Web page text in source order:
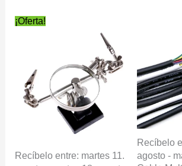
¡Oferta!
Recíbelo entre: martes 11.
El
14,99€.11,99€.
Recíbelo
agosto -